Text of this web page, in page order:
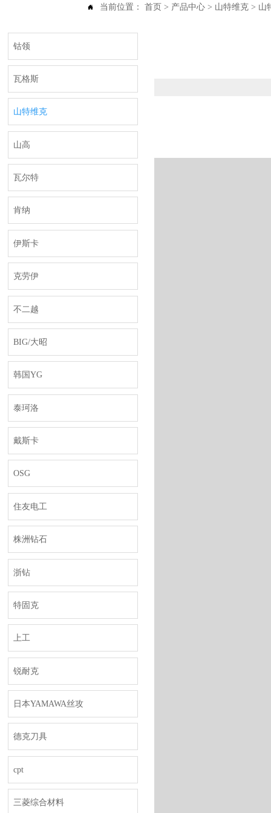
 当前位置：首页 > 产品中心 > 山特维克 > 山
钴领
瓦格斯
山特维克
山高
瓦尔特
肯纳
伊斯卡
克劳伊
不二越
BIG/大昭
韩国YG
泰珂洛
戴斯卡
OSG
住友电工
株洲钻石
浙钻
特固克
上工
锐耐克
日本YAMAWA丝攻
德克刀具
cpt
三菱综合材料